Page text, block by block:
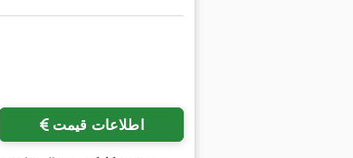
اطلاعات قیمت